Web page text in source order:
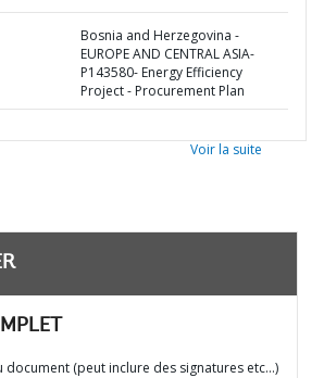
Bosnia and Herzegovina -
EUROPE AND CENTRAL ASIA-
P143580- Energy Efficiency
Project - Procurement Plan
Voir la suite
document (peut inclure des signatures etc…)